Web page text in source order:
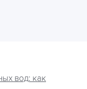
вод: как